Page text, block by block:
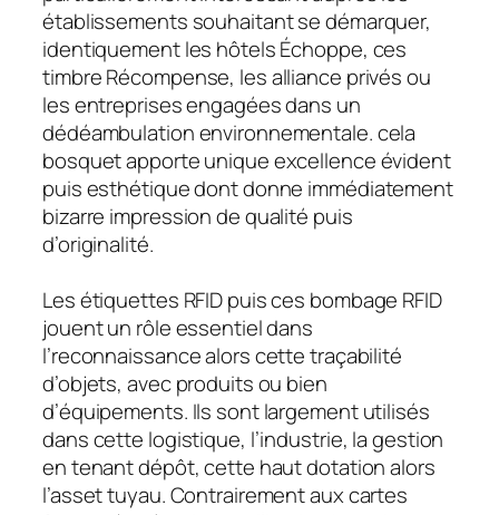
établissements souhaitant se démarquer,
identiquement les hôtels Échoppe, ces
timbre Récompense, les alliance privés ou
les entreprises engagées dans un
dédéambulation environnementale. cela
bosquet apporte unique excellence évident
puis esthétique dont donne immédiatement
bizarre impression de qualité puis
d’originalité.
Les étiquettes RFID puis ces bombage RFID
jouent un rôle essentiel dans
l’reconnaissance alors cette traçabilité
d’objets, avec produits ou bien
d’équipements. Ils sont largement utilisés
dans cette logistique, l’industrie, la gestion
en tenant dépôt, cette haut dotation alors
l’asset tuyau. Contrairement aux cartes